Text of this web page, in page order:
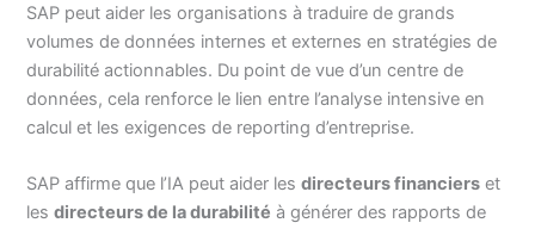
SAP peut aider les organisations à traduire de grands
volumes de données internes et externes en stratégies de
durabilité actionnables. Du point de vue d’un centre de
données, cela renforce le lien entre l’analyse intensive en
calcul et les exigences de reporting d’entreprise.
SAP affirme que l’IA peut aider lesdirecteurs financiers et
lesdirecteurs de la durabilité à générer des rapports de